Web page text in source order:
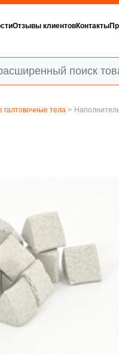
Отзывы клиентовКонтакты
галтовочные тела >